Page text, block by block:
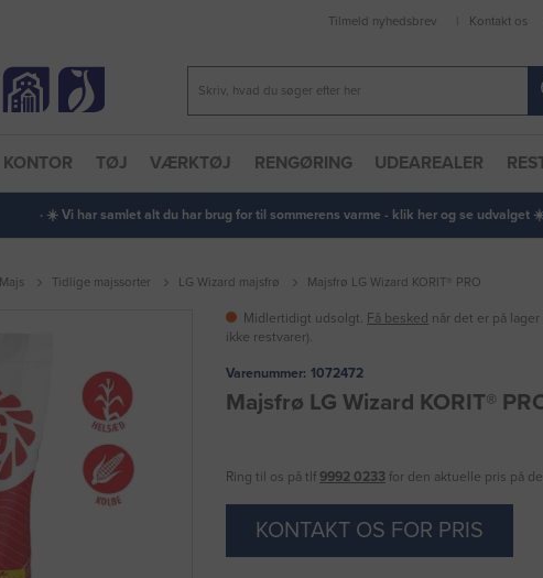
Tilmeld nyhedsbrev Kontakt os
KONTOR TØJ VÆRKTØJ RENGØRING UDEAREALER
· ☀️ Vi har samlet alt du har brug for til sommerens varme - klik her og se udvalget ☀️
Majs Tidlige majssorter LG Wizard majsfrø Majsfrø LG Wizard KORIT® PRO
Midlertidigt udsolgt. Få besked når det er på
ikke restvarer).
Varenummer: 1072472
Majsfrø LG Wizard KORIT®
Ring til os på tlf 9992 0233 for den aktuelle pris på
KONTAKT OS FOR PRIS